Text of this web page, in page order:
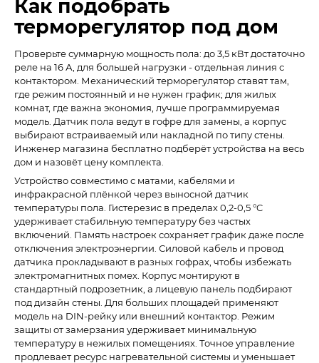
Как подобрать
терморегулятор под дом
Проверьте суммарную мощность пола: до 3,5 кВт достаточно
реле на 16 А, для большей нагрузки - отдельная линия с
контактором. Механический терморегулятор ставят там,
где режим постоянный и не нужен график; для жилых
комнат, где важна экономия, лучше программируемая
модель. Датчик пола ведут в гофре для замены, а корпус
выбирают встраиваемый или накладной по типу стены.
Инженер магазина бесплатно подберёт устройства на весь
дом и назовёт цену комплекта.
Устройство совместимо с матами, кабелями и
инфракрасной плёнкой через выносной датчик
температуры пола. Гистерезис в пределах 0,2-0,5 °C
удерживает стабильную температуру без частых
включений. Память настроек сохраняет график даже после
отключения электроэнергии. Силовой кабель и провод
датчика прокладывают в разных гофрах, чтобы избежать
электромагнитных помех. Корпус монтируют в
стандартный подрозетник, а лицевую панель подбирают
под дизайн стены. Для больших площадей применяют
модель на DIN-рейку или внешний контактор. Режим
защиты от замерзания удерживает минимальную
температуру в нежилых помещениях. Точное управление
продлевает ресурс нагревательной системы и уменьшает